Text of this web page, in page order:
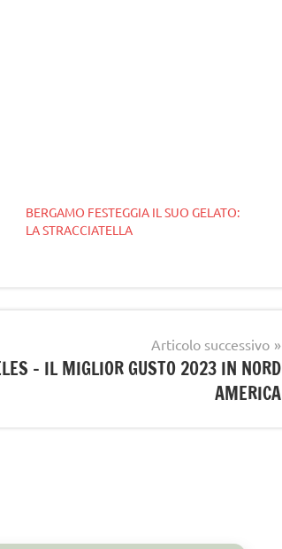
BERGAMO FESTEGGIA IL SUO GELATO:
LA STRACCIATELLA
Articolo successivo
– IL MIGLIOR GUSTO 2023 IN NORD
AMERICA